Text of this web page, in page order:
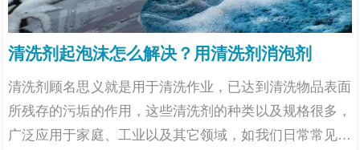
清洗剂起泡沫怎么解决？用清洗剂消泡剂
清洗剂顾名思义就是用于清洗作业，已达到清洗物品表面
所残存的污垢的作用，这些清洗剂的种类以及规格很多，
广泛应用于家庭、工业以及其它领域，如我们日常常见到